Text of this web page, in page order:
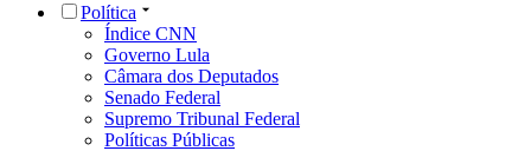
Política
Índice CNN
Governo Lula
Câmara dos Deputados
Senado Federal
Supremo Tribunal Federal
Políticas Públicas